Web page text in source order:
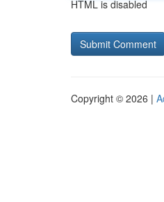
HTML is disabled
Copyright © 2026 |